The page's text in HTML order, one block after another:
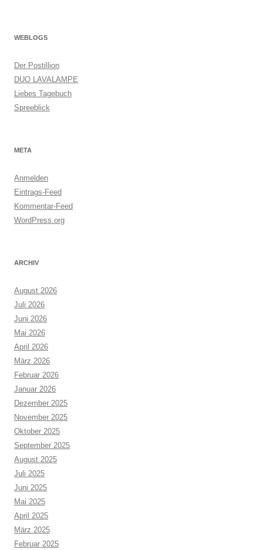
WEBLOGS
Der Postillion
DUO LAVALAMPE
Liebes Tagebuch
Spreeblick
META
Anmelden
Eintrags-Feed
Kommentar-Feed
WordPress.org
ARCHIV
August 2026
Juli 2026
Juni 2026
Mai 2026
April 2026
März 2026
Februar 2026
Januar 2026
Dezember 2025
November 2025
Oktober 2025
September 2025
August 2025
Juli 2025
Juni 2025
Mai 2025
April 2025
März 2025
Februar 2025